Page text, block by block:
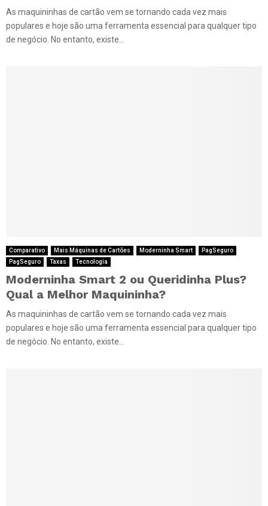
As maquininhas de cartão vem se tornando cada vez mais
populares e hoje são uma ferramenta essencial para qualquer tipo
de negócio. No entanto, existe...
Comparativo Mais Máquinas de Cartões Moderninha Smart
PagSeguro
PagSeguro
Taxas Tecnologia
Moderninha Smart 2 ou Queridinha Plus?
Qual a Melhor Maquininha?
As maquininhas de cartão vem se tornando cada vez mais
populares e hoje são uma ferramenta essencial para qualquer tipo
de negócio. No entanto, existe...